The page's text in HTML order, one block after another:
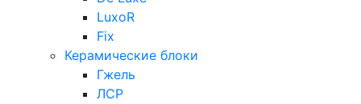
LuxoR
Fix
Керамические блоки
Гжель
ЛСР